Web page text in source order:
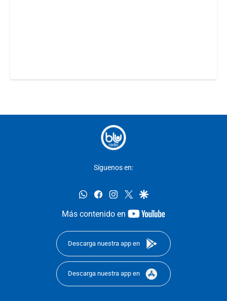
Síguenos en:
whatsappfacebookinstagram
twittergoogle
Más contenido en
youtube-
Descarga nuestra app en
Descarga nuestra app en